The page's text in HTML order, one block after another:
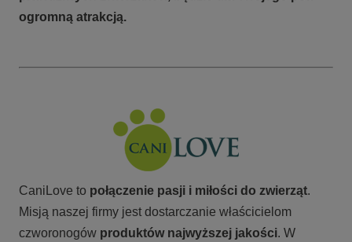
ogromną atrakcją.
CaniLove to połączenie pasji i miłości do zwierząt.
Misją naszej firmy jest dostarczanie właścicielom
czworonogów produktów najwyższej jakości. W